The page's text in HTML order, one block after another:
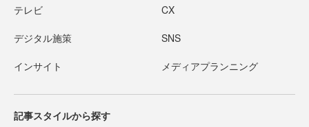
テレビ CX
デジタル施策 SNS
インサイト メディアプランニング
記事スタイルから探す